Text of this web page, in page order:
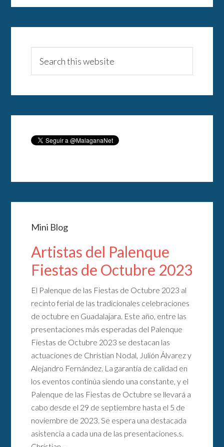
Mini Blog
Artistas del Palenque
Fiestas de Octubre 2023
El Palenque de las Fiestas de Octubre 2023 al
recinto ferial de las tradicionales celebraciones
de octubre en Guadalajara. Este año, entre las
presentaciones más esperadas del Palenque
Fiestas de Octubre 2023 se destacan las
actuaciones de Christian Nodal, Julión Álvarez y
Alejandro Fernández. La garantía de calidad en
los eventos continúa siendo una constante, y el
Palenque de las Fiestas de Octubre se llevará a
cabo desde el 29 de septiembre hasta el 5 de
noviembre de 2023. Se espera una destacada
asistencia a cada una de las presentaciones.s.